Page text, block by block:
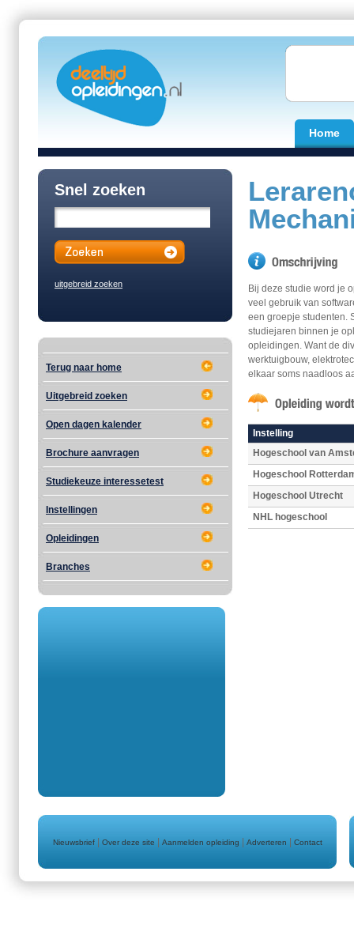
Home
Snel zoeken
uitgebreid zoeken
Terug naar home
Uitgebreid zoeken
Open dagen kalender
Brochure aanvragen
Studiekeuze interessetest
Instellingen
Opleidingen
Branches
Bij deze studie word je
veel gebruik van
een groepje studenten.
studiejaren binnen je
opleidingen. Want de
werktuigbouw,
elkaar soms naadloos
Instelling
Hogeschool van
Hogeschool
Hogeschool Utrecht
NHL hogeschool
Nieuwsbrief| Over deze site Aanmelden opleiding Adverteren Contact